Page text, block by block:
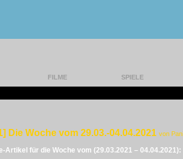
FILME SPIELE
Die Woche vom 29.03.-04.04.2021 von
Artikel für die Woche vom (29.03.2021 – 04.04.2021):